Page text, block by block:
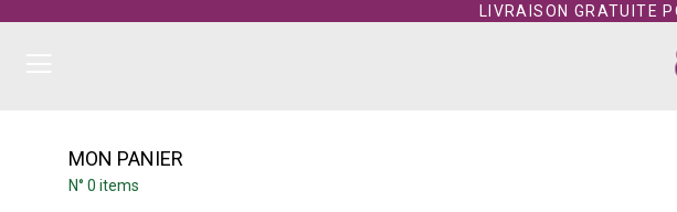
LIVRAISON GRATUITE
MON PANIER
N° 0 items